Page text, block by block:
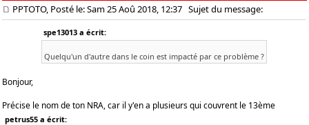
PPTOTO, Posté le: Sam 25 Aoû 2018, 12:37 Sujet du message:
spe13013 a écrit:
Quelqu'un d'autre dans le coin est impacté par ce problème ?
Bonjour,
Précise le nom de ton NRA, car il y'en a plusieurs qui couvrent le 13ème
petrus55 a écrit: